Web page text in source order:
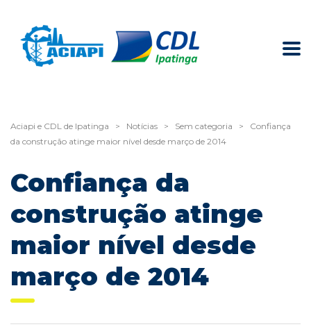
Aciapi e CDL de Ipatinga > Notícias > Sem categoria >
Confiança
da construção atinge maior nível desde março de 2014
Confiança da
construção atinge
maior nível desde
março de 2014